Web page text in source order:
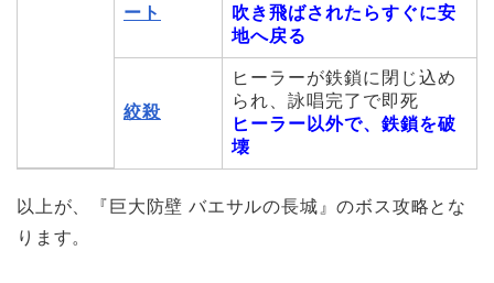
ート
吹き飛ばされたらすぐに安
地へ戻る
絞殺
ヒーラーが鉄鎖に閉じ込め
られ、詠唱完了で即死
ヒーラー以外で、鉄鎖を破
壊
以上が、『巨大防壁 バエサルの長城』のボス攻略とな
ります。